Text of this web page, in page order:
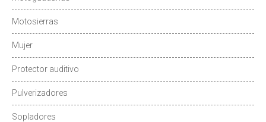
Motosierras
Mujer
Protector auditivo
Pulverizadores
Sopladores